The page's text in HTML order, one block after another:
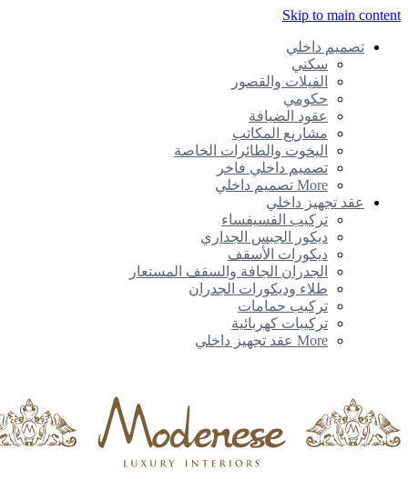
Skip to main
تصميم داخلي
سكني
الفيلات والقصور
حكومي
عقود الضيافة
مشاريع المكاتب
اليخوت والطائرات الخاصة
تصميم داخلي فاخر
More تصميم داخلي
عقد تجهيز داخلي
تركيب الفسيفساء
ديكور الجبس الجداري
ديكورات الأسقف
الجدران الجافة والسقف المستعار
طلاء وديكورات الجدران
تركيب حمامات
تركيبات كهربائية
More عقد تجهيز داخلي